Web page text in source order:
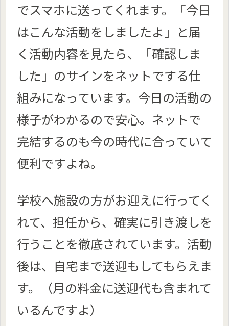
でスマホに送ってくれます。「今日
はこんな活動をしましたよ」と届
く活動内容を見たら、「確認しま
した」のサインをネットでする仕
組みになっています。今日の活動の
様子がわかるので安心。ネットで
完結するのも今の時代に合っていて
便利ですよね。
学校へ施設の方がお迎えに行ってく
れて、担任から、確実に引き渡しを
行うことを徹底されています。活動
後は、自宅まで送迎もしてもらえま
す。（月の料金に送迎代も含まれて
いるんですよ）